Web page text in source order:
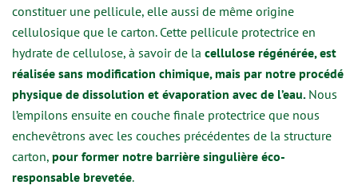
constituer une pellicule, elle aussi de même origine
cellulosique que le carton. Cette pellicule protectrice en
hydrate de cellulose, à savoir de la cellulose régénérée, est
réalisée sans modification chimique, mais par notre procédé
physique de dissolution et évaporation avec de l’eau. Nous
l’empilons ensuite en couche finale protectrice que nous
enchevêtrons avec les couches précédentes de la structure
carton, pour former notre barrière singulière éco-
responsable brevetée.